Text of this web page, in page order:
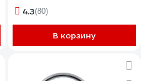
4.3(80)
В корзину